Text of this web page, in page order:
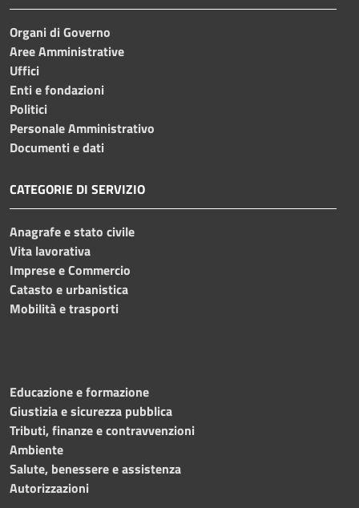
Organi di Governo
Aree Amministrative
Uffici
Enti e fondazioni
Politici
Personale Amministrativo
Documenti e dati
CATEGORIE DI SERVIZIO
Anagrafe e stato civile
Vita lavorativa
Imprese e Commercio
Catasto e urbanistica
Mobilità e trasporti
Educazione e formazione
Giustizia e sicurezza pubblica
Tributi, finanze e contravvenzioni
Ambiente
Salute, benessere e assistenza
Autorizzazioni